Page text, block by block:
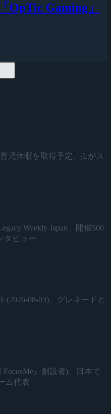
OpTic Gaming」
育児休暇を取得予定、jLがス
Weekly Japan」開催500
タビュー
(2026-08-03)、グレネードと
』創設者)、日本で
ム代表